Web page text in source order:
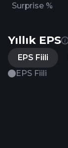
Surprise %
Yıllık EPS
EPS Fiili
EPS Fiili